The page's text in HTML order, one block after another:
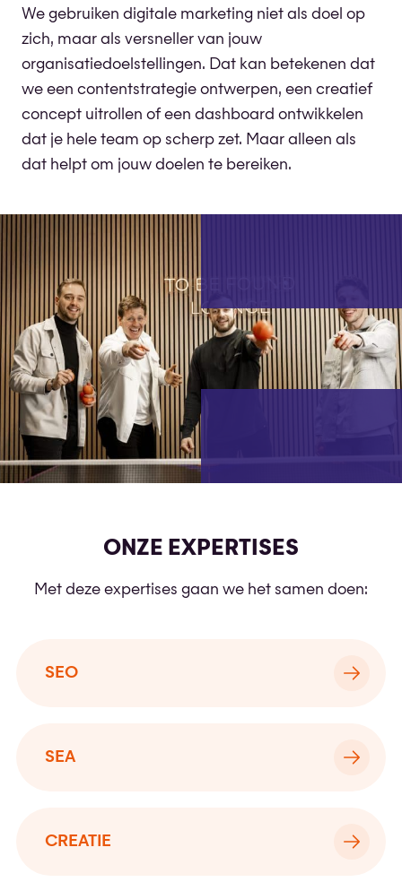
We gebruiken digitale marketing niet als doel op
zich, maar als versneller van jouw
organisatiedoelstellingen. Dat kan betekenen dat
we een contentstrategie ontwerpen, een creatief
concept uitrollen of een dashboard ontwikkelen
dat je hele team op scherp zet. Maar alleen als
dat helpt om jouw doelen te bereiken.
ONZE EXPERTISES
Met deze expertises gaan we het samen doen:
SEO
SEA
CREATIE